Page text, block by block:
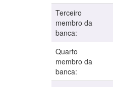
Terceiro
membro da
banca:
Quarto
membro da
banca: